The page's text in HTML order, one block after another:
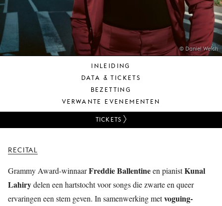
ONS
© Daniel Welch
INLEIDING
DATA & TICKETS
BEZETTING
VERWANTE EVENEMENTEN
TICKETS
RECITAL
Grammy Award-winnaarFreddie Ballentineen pianistKunal
Lahirydelen een hartstocht voor songs die zwarte en queer
ervaringen een stem geven. In samenwerking metvoguing-